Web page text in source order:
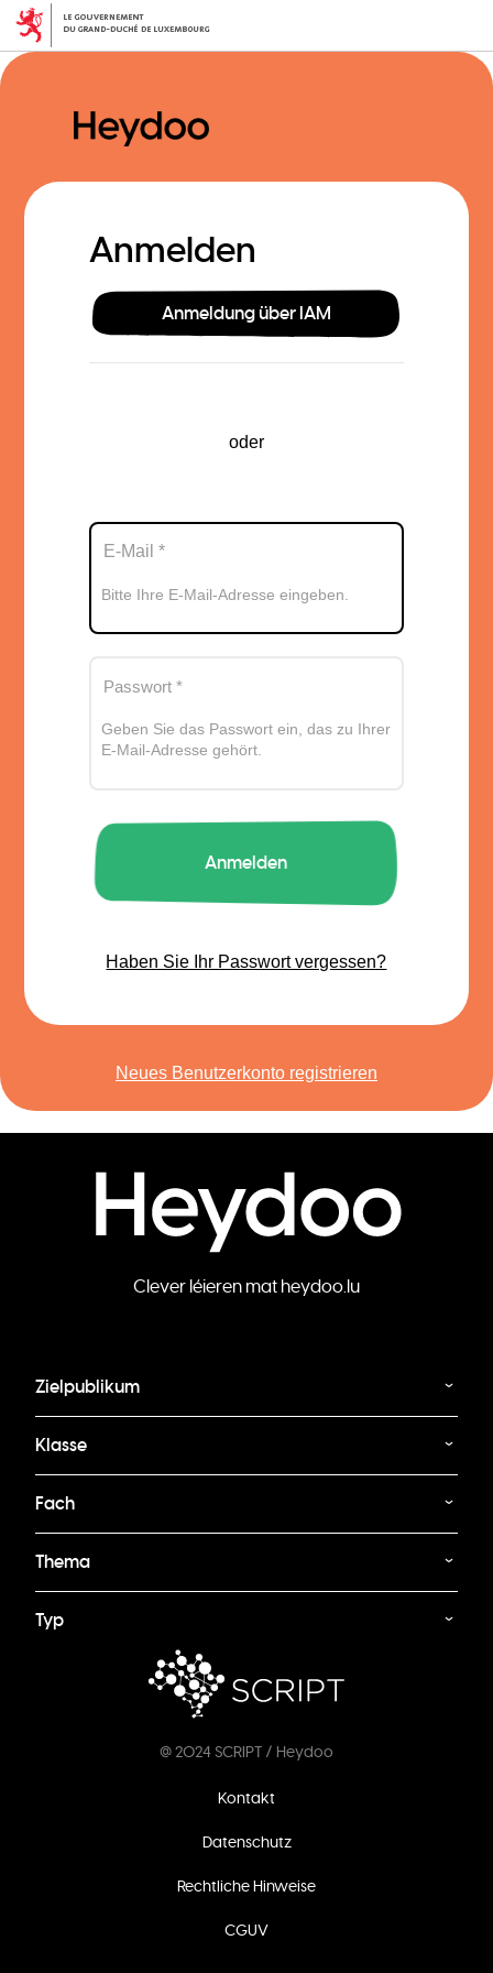
Direkt
zum
Inhalt
Anmelden
Anmeldung über IAM
oder
Bitte Ihre E-Mail-Adresse eingeben.
Geben Sie das Passwort ein, das zu Ihrer
E-Mail-Adresse gehört.
Haben Sie Ihr Passwort vergessen?
Neues Benutzerkonto registrieren
Clever léieren mat heydoo.lu
Zielpublikum
Klasse
Fach
Thema
Typ
@ 2024 SCRIPT / Heydoo
Kontakt
Datenschutz
Rechtliche Hinweise
CGUV